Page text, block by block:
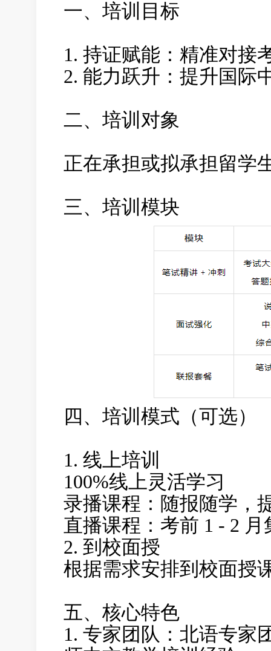
一、培训目标
1. 持证赋能：精准对接
2. 能力跃升：提升国际
二、培训对象
正在承担或拟承担留学
三、培训模块
四、培训模式（可选）
1. 线上培训
100%线上灵活学习
录播课程：随报随学，
直播课程：考前 1 - 2
2. 到校面授
根据需求安排到校面授
五、核心特色
1. 专家团队： 北语专家